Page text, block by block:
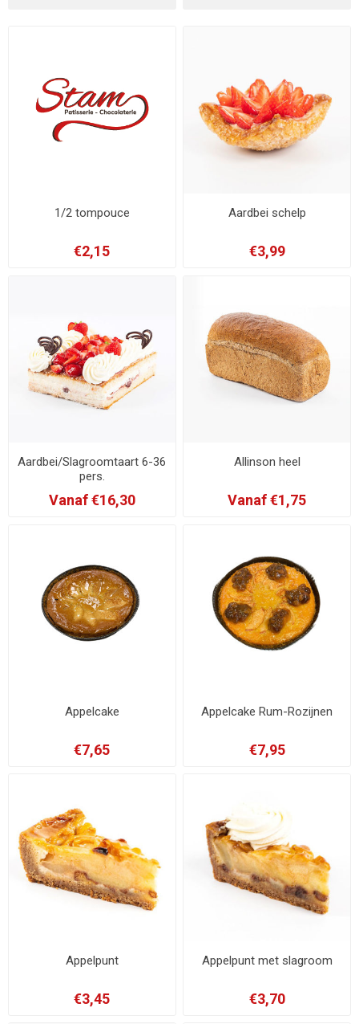
1/2 tompouce
€2,15
Aardbei schelp
€3,99
Aardbei/Slagroomtaart 6-36
pers.
Vanaf €16,30
Allinson heel
Vanaf €1,75
Appelcake
€7,65
Appelcake Rum-Rozijnen
€7,95
Appelpunt
€3,45
Appelpunt met slagroom
€3,70